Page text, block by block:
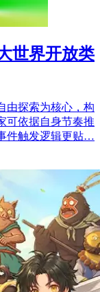
世界开放类
由探索为核心，构
可依据自身节奏推
件触发逻辑更贴…